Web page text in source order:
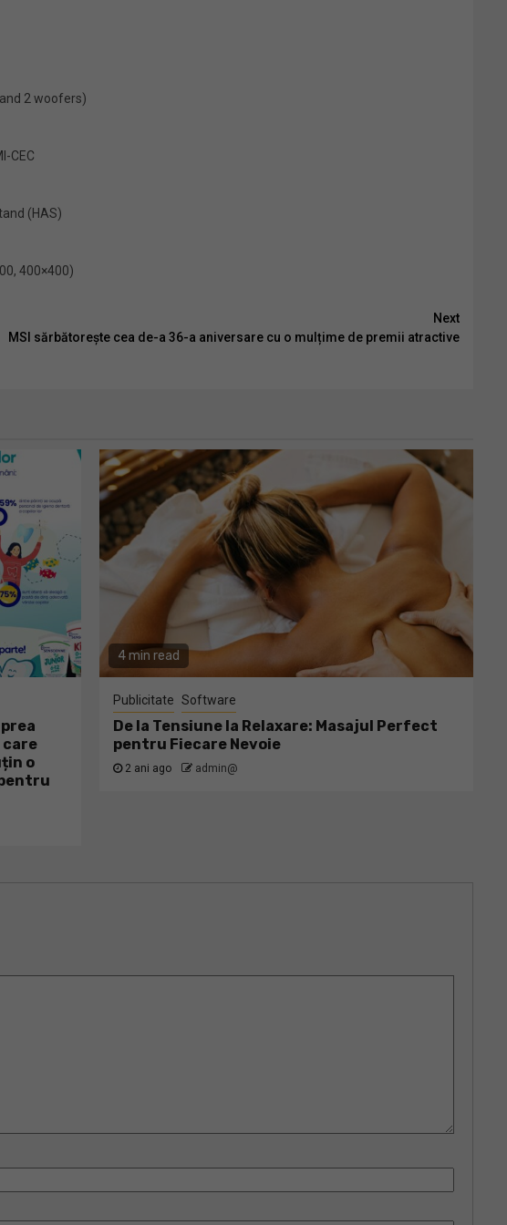
2 woofers)
CEC
(HAS)
400×400)
Next
MSI sărbătorește cea de-a 36-a aniversare cu o mulțime de premii atractive
o
4 min read
Publicitate Software
De la Tensiune la Relaxare: Masajul Perfect
pentru Fiecare Nevoie
2 ani ago admin@